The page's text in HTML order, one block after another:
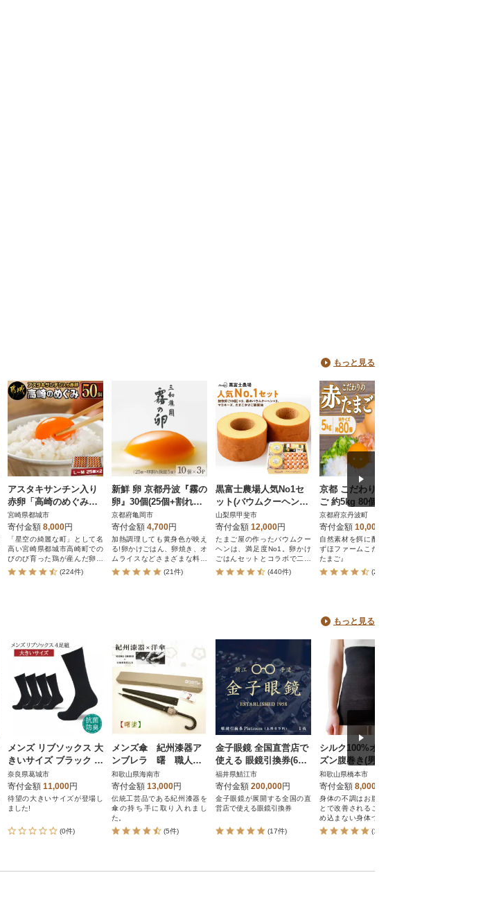
もっと見る
アスタキサンチン入り
赤卵「高崎のめぐみ」5
0個
宮崎県都城市
寄付金額 8,000円
「星空の綺麗な町」として名
高い宮崎県都城市高崎町での
びのび育った鶏が産んだ卵で
す。生でご賞味あれ。
(224件)
新鮮 卵 京都丹波『霧の
卵』30個(25個+割れ保
証5個)
京都府亀岡市
寄付金額 4,700円
加熱調理しても黄身色が映え
る!卵かけごはん、卵焼き、オ
ムライスなどさまざまな料理
にお使いいただけます
(21件)
黒富士農場人気No1セ
ット(バウムクーヘン2
個と放牧卵20個のセッ
ト)
山梨県甲斐市
寄付金額 12,000円
たまご屋の作ったバウムクー
ヘンは、満足度No1。卵かけ
ごはんセットとコラボで二度
美味しいセットです。
(440件)
京都 こだわり卵 赤たま
ご 約5kg 80個(割れ補
償10個含む)
京都府京丹波町
寄付金額 10,000
自然素材を餌に配合した、み
ずほファームこだわりの『赤
たまご』
(26件)
もっと見る
メンズ リブソックス 大
きいサイズ ブラック 4
足組 26-28cm 抗菌 防
臭 靴下
奈良県葛城市
寄付金額 11,000円
待望の大きいサイズが登場し
ました!
(0件)
メンズ傘 紀州漆器ア
ンブレラ 曙 職人の
手で1本1本持ち手を加
工【16本骨和傘】
和歌山県海南市
寄付金額 13,000円
伝統工芸品である紀州漆器を
傘の持ち手に取り入れまし
た。
(5件)
金子眼鏡 全国直営店で
使える 眼鏡引換券(6万
円相当) Platinum
福井県鯖江市
寄付金額 200,000円
金子眼鏡が展開する全国の直
営店で使える眼鏡引換券
(17件)
シルク100%オールシー
ズン腹巻き(男女兼用)
【ブラック1枚】
和歌山県橋本市
寄付金額 8,000
身体の不調はお腹を温めるこ
とで改善されることも・・た
め込まない身体づくりをしま
せんか!
(1件)